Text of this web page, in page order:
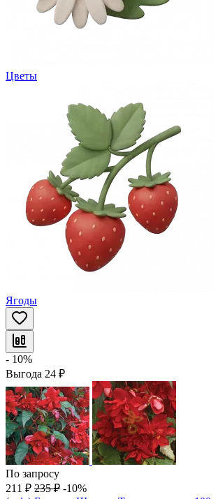
Цветы
Ягоды
- 10%
Выгода 24 ₽
По запросу
211 ₽ 235 ₽ -10%